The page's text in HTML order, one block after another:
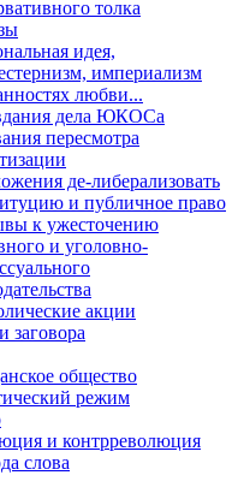
толка
идея,
империализм
любви...
дела ЮКОСа
пересмотра
де-либерализовать
и публичное право
к ужесточению
и уголовно-
акции
заговора
общество
режим
и контрреволюция
слова